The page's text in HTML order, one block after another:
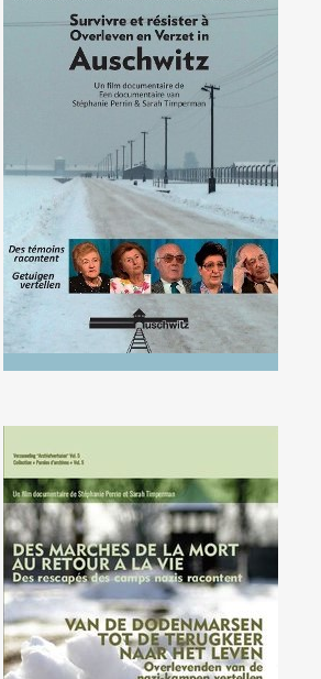
Survivre et résister à Auschwitz
Des marches de la mort au retour
à la vie